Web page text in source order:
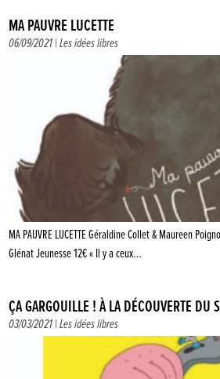
MA PAUVRE LUCETTE
06/09/2021 |Les idées libres
MA PAUVRE LUCETTE Géraldine Collet & Maureen
Glénat Jeunesse 12€ « Il y a ceux…
ÇA GARGOUILLE ! À LA DÉCOUVERTE DU
03/03/2021 |Les idées libres